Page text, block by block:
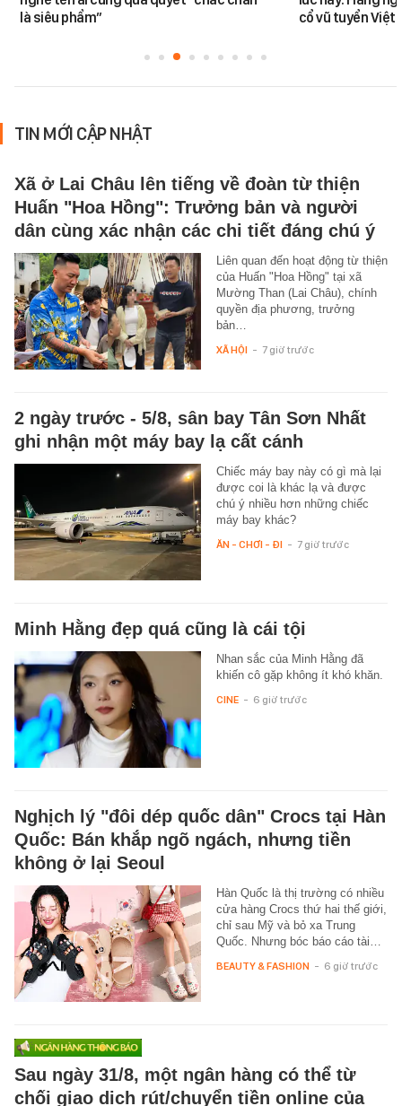
là siêu phẩm”
cổ vũ tuyển
TIN MỚI CẬP NHẬT
Xã ở Lai Châu lên tiếng về đoàn từ thiện
Huấn "Hoa Hồng": Trưởng bản và người
dân cùng xác nhận các chi tiết đáng chú ý
Liên quan đến hoạt động từ thiện
của Huấn "Hoa Hồng" tại xã
Mường Than (Lai Châu), chính
quyền địa phương, trưởng
bản…
XÃ HỘI - 7 giờ trước
2 ngày trước - 5/8, sân bay Tân Sơn Nhất
ghi nhận một máy bay lạ cất cánh
Chiếc máy bay này có gì mà lại
được coi là khác lạ và được
chú ý nhiều hơn những chiếc
máy bay khác?
ĂN - CHƠI - ĐI - 7 giờ trước
Minh Hằng đẹp quá cũng là cái tội
Nhan sắc của Minh Hằng đã
khiến cô gặp không ít khó khăn.
CINE - 6 giờ trước
Nghịch lý "đôi dép quốc dân" Crocs tại Hàn
Quốc: Bán khắp ngõ ngách, nhưng tiền
không ở lại Seoul
Hàn Quốc là thị trường có nhiều
cửa hàng Crocs thứ hai thế giới,
chỉ sau Mỹ và bỏ xa Trung
Quốc. Nhưng bóc báo cáo tài…
BEAUTY & FASHION - 6 giờ trước
Sau ngày 31/8, một ngân hàng có thể từ
chối giao dịch rút/chuyển tiền online của